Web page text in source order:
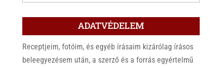
ADATVÉDELEM
Receptjeim, fotóim, és egyéb írásaim kizárólag írásos
beleegyezésem után, a szerző és a forrás egyértelmű